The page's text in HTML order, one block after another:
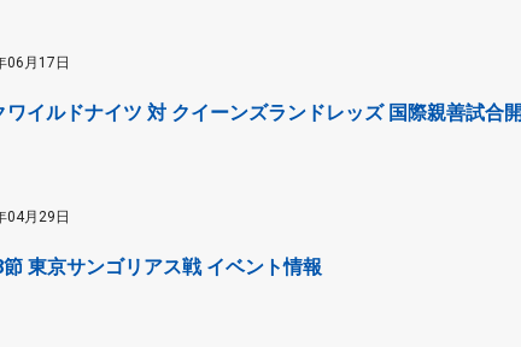
06月17日
イルドナイツ 対 クイーンズランドレッズ 国際親善試合
04月29日
東京サンゴリアス戦 イベント情報